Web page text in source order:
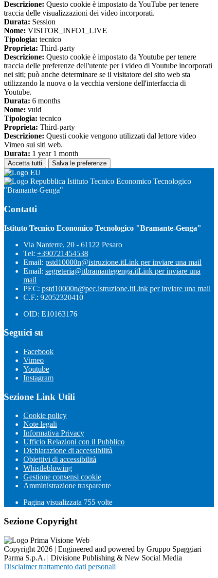
Descrizione: Questo cookie è impostato da YouTube per tenere
traccia delle visualizzazioni dei video incorporati.
Durata: Session
Nome: VISITOR_INFO1_LIVE
Tipologia: tecnico
Proprieta: Third-party
Descrizione: Questo cookie è impostato da Youtube per tenere
traccia delle preferenze dell'utente per i video di Youtube incorporati
nei siti; può anche determinare se il visitatore del sito web sta
utilizzando la nuova o la vecchia versione dell'interfaccia di
Youtube.
Durata: 6 months
Nome: vuid
Tipologia: tecnico
Proprieta: Third-party
Descrizione: Questi cookie vengono utilizzati dal lettore video
Vimeo sui siti web.
Durata: 1 year 1 month
Accetta tutti Salva le preferenze
Istituto Tecnico Economico Tecnologico
"Bramante-Genga"
Contatti
Istituto Tecnico Economico Tecnologico "Bramante-Genga"
Via Nanterre, 20 - 61122 Pesaro
Tel: +390721454538
Email: pstd10000n@istruzione.itLink per inviare una mail
Email: segreteria@itbramantegenga.itLink per inviare una
mail
PEC: pstd10000n@pec.istruzione.itLink per inviare una mail
C.F.: 92052320410
OID: E10163176
Seguici su
Facebook
Vimeo
Youtube
Instagram
Sezione Link Utili
Cookie policy
Note legali
Informativa Privacy
Ufficio Relazioni con il Pubblico
Dichiarazione di accessibilità
Obiettivi di accessibilità
Whistleblowing
Gestione consensi cookie
Amministrazione trasparente
Pagina visualizzata 755 volte
Sezione Copyright
Copyright 2026 | Engineered and powered by Gruppo Spaggiari
Parma S.p.A. | Divisione Publishing & New Social Media
Disclaimer trattamento dati personali